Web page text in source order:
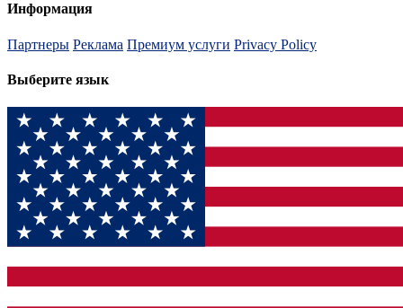
Информация
Партнеры Реклама Премиум услуги Privacy Policy
Выберите язык